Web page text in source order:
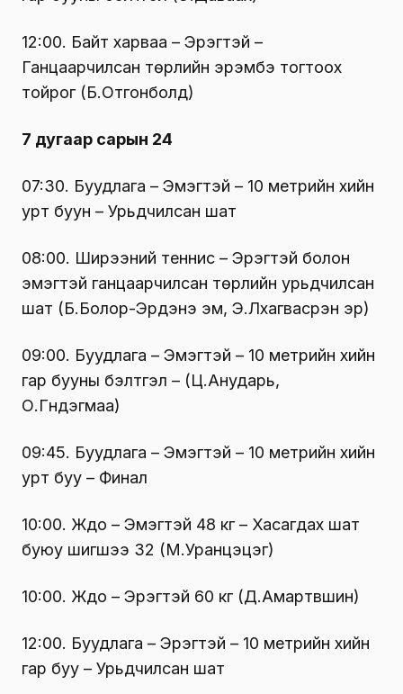
12:00. Байт харваа – Эрэгтэй –
Ганцаарчилсан төрлийн эрэмбэ тогтоох
тойрог (Б.Отгонболд)
7 дугаар сарын 24
07:30. Буудлага – Эмэгтэй – 10 метрийн хийн
урт буун – Урьдчилсан шат
08:00. Ширээний теннис – Эрэгтэй болон
эмэгтэй ганцаарчилсан төрлийн урьдчилсан
шат (Б.Болор-Эрдэнэ эм, Э.Лхагвасүрэн эр)
09:00. Буудлага – Эмэгтэй – 10 метрийн хийн
гар бууны бэлтгэл – (Ц.Анударь,
О.Гүндэгмаа)
09:45. Буудлага – Эмэгтэй – 10 метрийн хийн
урт буу – Финал
10:00. Жүдо – Эмэгтэй 48 кг – Хасагдах шат
буюу шигшээ 32 (М.Уранцэцэг)
10:00. Жүдо – Эрэгтэй 60 кг (Д.Амартүвшин)
12:00. Буудлага – Эрэгтэй – 10 метрийн хийн
гар буу – Урьдчилсан шат